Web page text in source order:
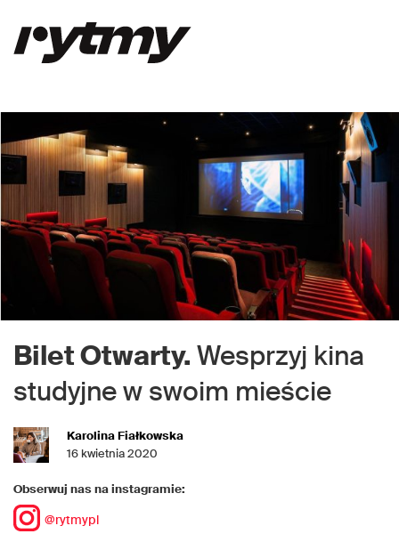
Bilet Otwarty. Wesprzyj kina
studyjne w swoim mieście
Karolina Fiałkowska
16 kwietnia 2020
Obserwuj nas na instagramie:
@rytmypl